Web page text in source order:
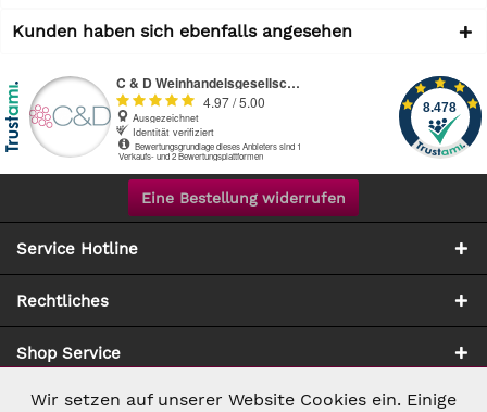
Kunden haben sich ebenfalls angesehen
Eine Bestellung widerrufen
Service Hotline
Rechtliches
Shop Service
Zahlung & Versand
Notwendig Aktiv
Wir setzen auf unserer Website Cookies ein. Einige